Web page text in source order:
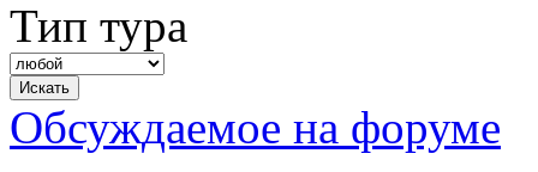
Тип тура
Обсуждаемое на форуме